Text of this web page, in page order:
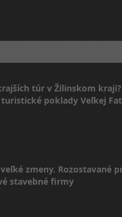
túr v Žilinskom
poklady Veľkej
zmeny. Rozostavané
stavebné firmy